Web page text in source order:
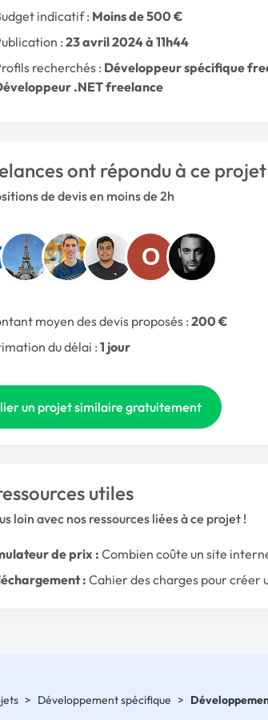
indicatif : Moins de 500 €
: 23 avril 2024 à 11h44
recherchés : Développeur spécifique
.NET freelance
ont répondu à ce projet
de devis en moins de 2h
O
moyen des devis proposés : 200 €
du délai : 1 jour
un projet similaire gratuitement
utiles
loin avec nos ressources liées à ce projet !
de prix :Combien coûte un site
: Cahier des charges pour créer
> Développement spécifique >